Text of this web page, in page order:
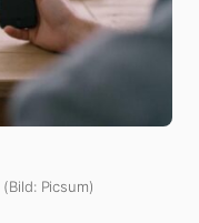
Picsum)